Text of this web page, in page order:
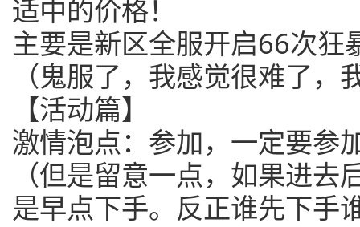
适中的价格！
主要是新区全服开启66次狂
（鬼服了，我感觉很难了
【活动篇】
激情泡点：参加，一定要参
（但是留意一点，如果进
是早点下手。反正谁先下手